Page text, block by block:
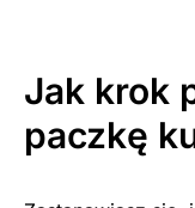
Jak krok
paczkę